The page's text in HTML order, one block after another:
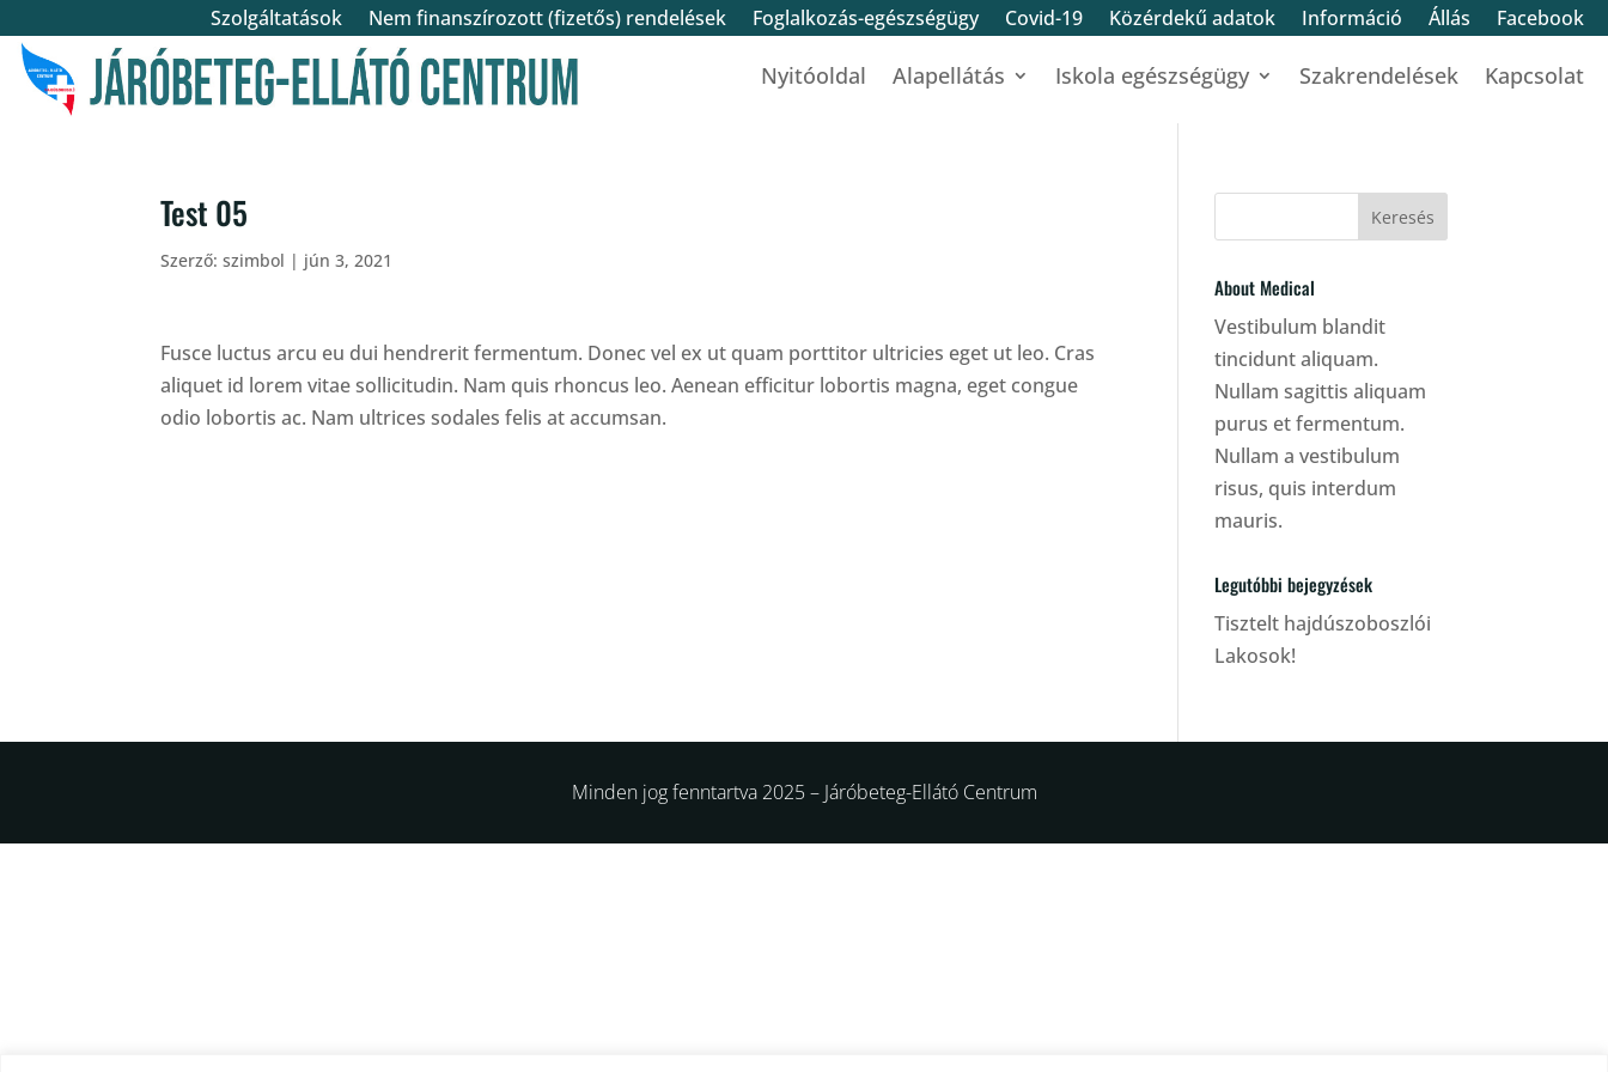
Szolgáltatások Nem finanszírozott (fizetős) rendelések Foglalkozás-egészségügy Covid-19 Közérdekű adatok Információ Állás Facebook
Nyitóoldal Alapellátás Iskola egészségügy Szakrendelések Kapcsolat
Test 05
Szerző:szimbol | jún 3, 2021
Fusce luctus arcu eu dui hendrerit fermentum. Donec vel ex ut quam porttitor ultricies eget ut leo. Cras
aliquet id lorem vitae sollicitudin. Nam quis rhoncus leo. Aenean efficitur lobortis magna, eget congue
odio lobortis ac. Nam ultrices sodales felis at accumsan.
About Medical
Vestibulum blandit
tincidunt aliquam.
Nullam sagittis aliquam
purus et fermentum.
Nullam a vestibulum
risus, quis interdum
mauris.
Legutóbbi bejegyzések
Tisztelt hajdúszoboszlói
Lakosok!
Minden jog fenntartva 2025 – Járóbeteg-Ellátó Centrum